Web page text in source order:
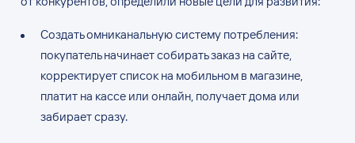
Создать омниканальную систему потребления:
покупатель начинает собирать заказ на сайте,
корректирует список на мобильном в магазине,
платит на кассе или онлайн, получает дома или
забирает сразу.